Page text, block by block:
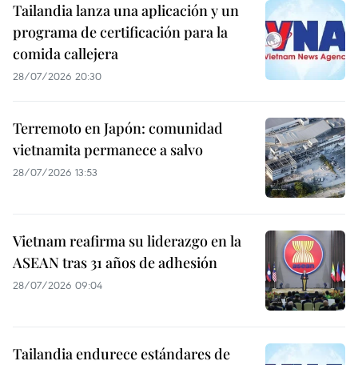
Tailandia lanza una aplicación y un
programa de certificación para la
comida callejera
28/07/2026 20:30
Terremoto en Japón: comunidad
vietnamita permanece a salvo
28/07/2026 13:53
Vietnam reafirma su liderazgo en la
ASEAN tras 31 años de adhesión
28/07/2026 09:04
Tailandia endurece estándares de